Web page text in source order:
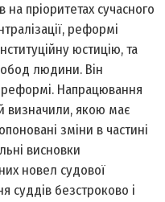
пріоритетах сучасного
реформі
юстицію, та
людини. Він
реформі. Напрацювання
й визначили, якою має
зміни в частині
висновки
новел судової
суддів безстроково і